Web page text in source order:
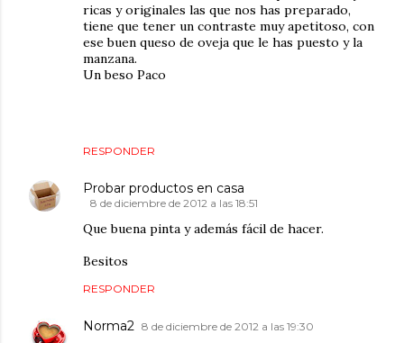
ricas y originales las que nos has preparado,
tiene que tener un contraste muy apetitoso, con
ese buen queso de oveja que le has puesto y la
manzana.
Un beso Paco
RESPONDER
Probar productos en casa
8 de diciembre de 2012 a las 18:51
Que buena pinta y además fácil de hacer.
Besitos
RESPONDER
Norma2 8 de diciembre de 2012 a las 19:30